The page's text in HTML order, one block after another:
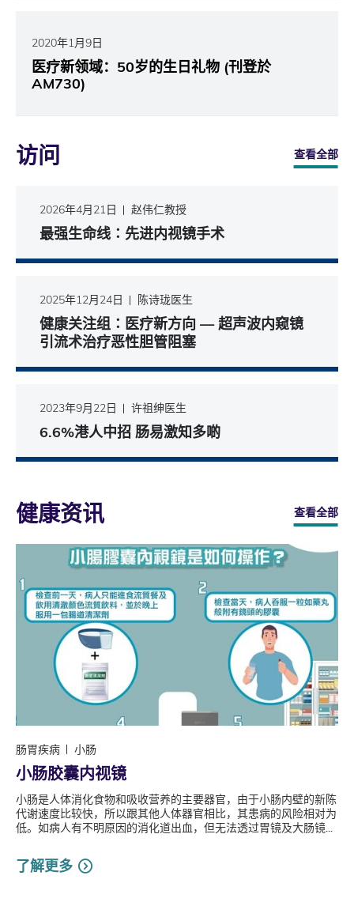
2020年1月9日
医疗新领域：50岁的生日礼物 (刊登於
AM730)
访问 查看全部
2026年4月21日 赵伟仁教授
最强生命线∶先进内视镜手术
2025年12月24日 陈诗珑医生
健康关注组∶医疗新方向 — 超声波内窥镜
引流术治疗恶性胆管阻塞
2023年9月22日 许祖绅医生
6.6%港人中招 肠易激知多啲
健康资讯 查看全部
肠胃疾病 小肠
小肠胶囊内视镜
小肠是人体消化食物和吸收营养的主要器官，由于小肠内壁的新陈
代谢速度比较快，所以跟其他人体器官相比，其患病的风险相对为
低。如病人有不明原因的消化道出血，但无法透过胃镜及大肠镜...
了解更多